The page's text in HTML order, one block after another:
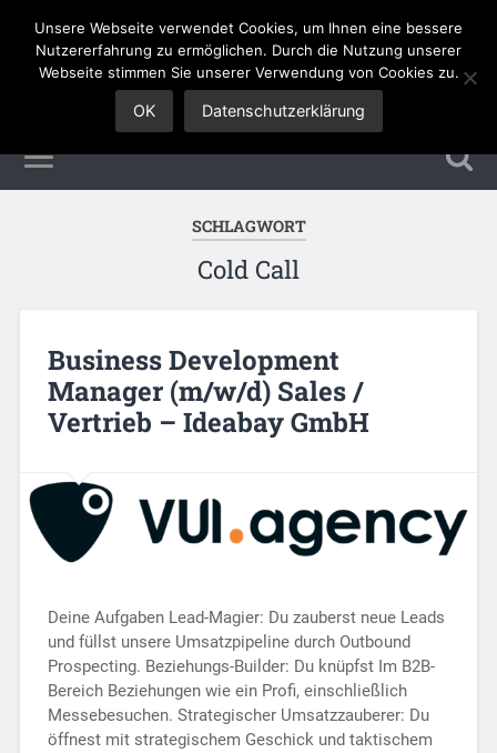
Sales Jobs
SCHLAGWORT
Cold Call
Business Development
Manager (m/w/d) Sales /
Vertrieb – Ideabay GmbH
Deine Aufgaben Lead-Magier: Du zauberst neue Leads
und füllst unsere Umsatzpipeline durch Outbound
Prospecting. Beziehungs-Builder: Du knüpfst Im B2B-
Bereich Beziehungen wie ein Profi, einschließlich
Messebesuchen. Strategischer Umsatzzauberer: Du
öffnest mit strategischem Geschick und taktischem
Unsere Webseite verwendet Cookies, um Ihnen eine bessere
Nutzererfahrung zu ermöglichen. Durch die Nutzung unserer
Webseite stimmen Sie unserer Verwendung von Cookies zu.
OK Datenschutzerklärung